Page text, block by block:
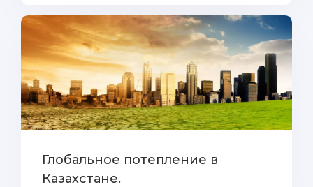
Глобальное потепление в
Казахстане.